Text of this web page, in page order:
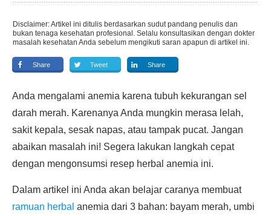
Disclaimer: Artikel ini ditulis berdasarkan sudut pandang penulis dan
bukan tenaga kesehatan profesional. Selalu konsultasikan dengan dokter
masalah kesehatan Anda sebelum mengikuti saran apapun di artikel ini.
Share Tweet Share
Anda mengalami anemia karena tubuh kekurangan sel
darah merah. Karenanya Anda mungkin merasa lelah,
sakit kepala, sesak napas, atau tampak pucat. Jangan
abaikan masalah ini! Segera lakukan langkah cepat
dengan mengonsumsi resep herbal anemia ini.
Dalam artikel ini Anda akan belajar caranya membuat
ramuan herbal anemia dari 3 bahan: bayam merah, umbi